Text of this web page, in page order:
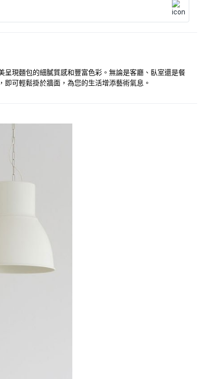
現麵包的細膩質感和豐富色彩。無論是客廳、臥室還是餐
可輕鬆掛於牆面，為您的生活增添藝術氣息。